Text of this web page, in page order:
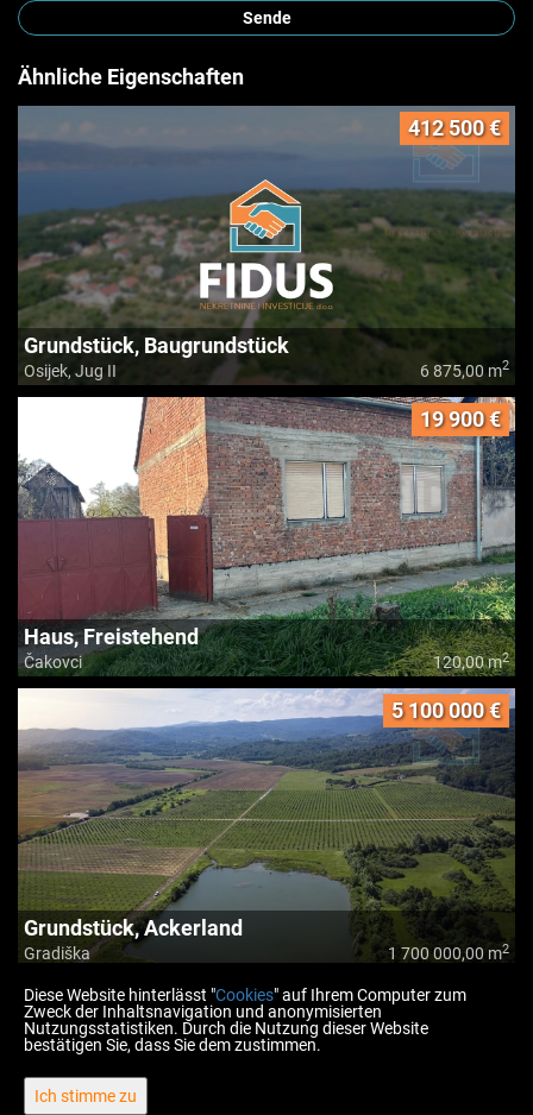
Sende
Ähnliche Eigenschaften
412 500 €
Grundstück, Baugrundstück
Osijek, Jug II 6 875,00 m2
19 900 €
Haus, Freistehend
Čakovci 120,00 m2
5 100 000 €
Grundstück, Ackerland
Gradiška 1 700 000,00 m2
Fester Umrechnungskurs 1 EUR = 7,53450 HRK
Diese Website hinterlässt "Cookies" auf Ihrem Computer zum
Zweck der Inhaltsnavigation und anonymisierten
Nutzungsstatistiken. Durch die Nutzung dieser Website
bestätigen Sie, dass Sie dem zustimmen.
Ich stimme zu